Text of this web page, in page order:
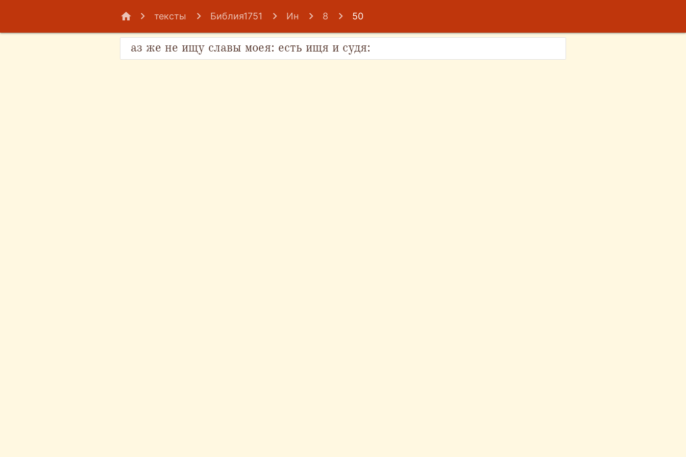
home тексты Библия1751 Ин 8 50
аз же не ищу славы моея: есть ищя и судя: